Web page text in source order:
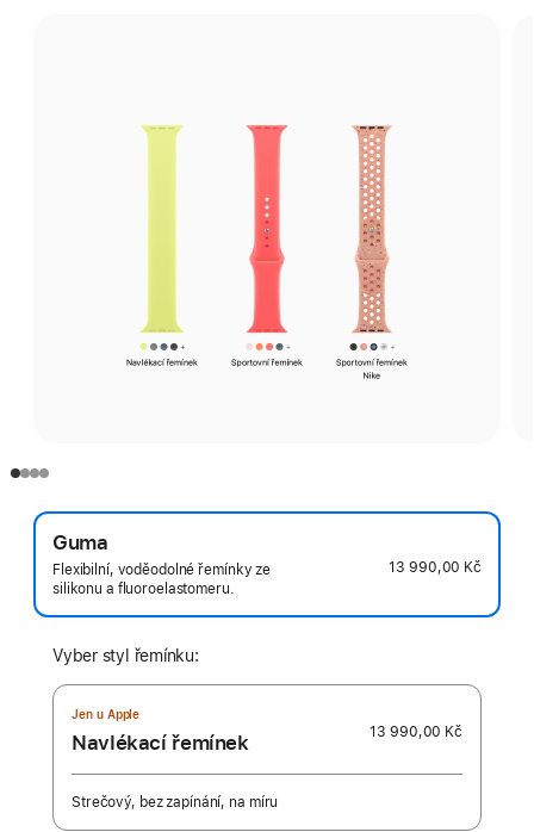
Guma
Flexibilní, voděodolné řemínky ze
silikonu a fluoroelastomeru.
13 990,00 Kč
Vyber styl řemínku:
Jen u Apple
Navlékací řemínek 13 990,00 Kč
Strečový, bez zapínání, na míru